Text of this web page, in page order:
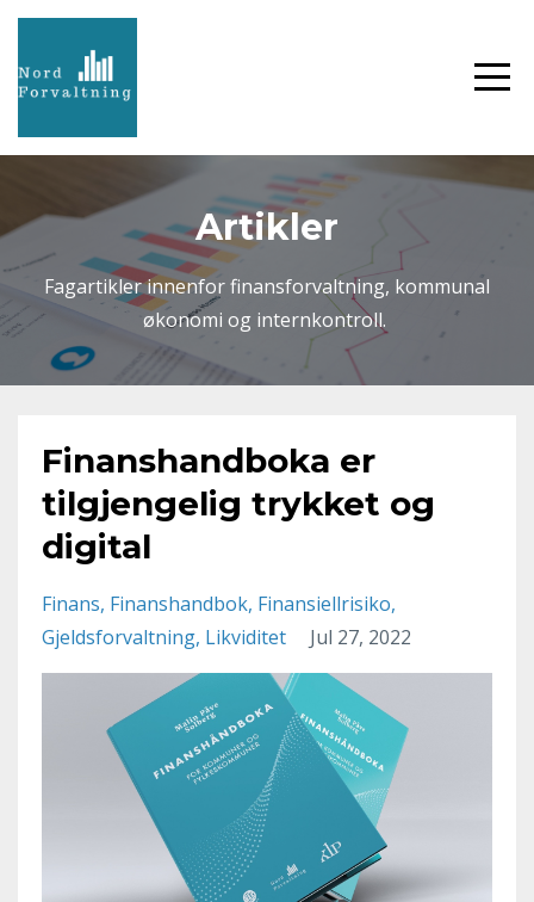
Artikler
Fagartikler innenfor finansforvaltning, kommunal
økonomi og internkontroll.
Finanshandboka er
tilgjengelig trykket og
digital
Finans Finanshandbok Finansiellrisiko
Gjeldsforvaltning Likviditet Jul 27, 2022